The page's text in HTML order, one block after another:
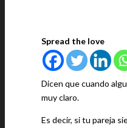
Spread the love
Dicen que cuando
muy claro.
Es decir, si tu pareja